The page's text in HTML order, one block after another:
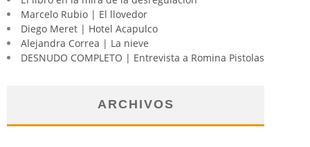
Marcelo Rubio | El llovedor
Diego Meret | Hotel Acapulco
Alejandra Correa | La nieve
DESNUDO COMPLETO | Entrevista a Romina Pistolas
ARCHIVOS